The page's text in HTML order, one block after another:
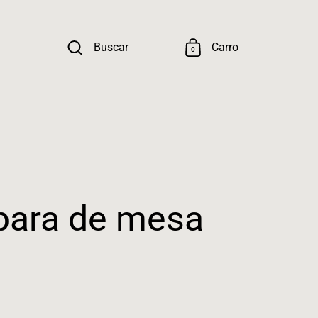
Buscar 0 Carro
de mesa